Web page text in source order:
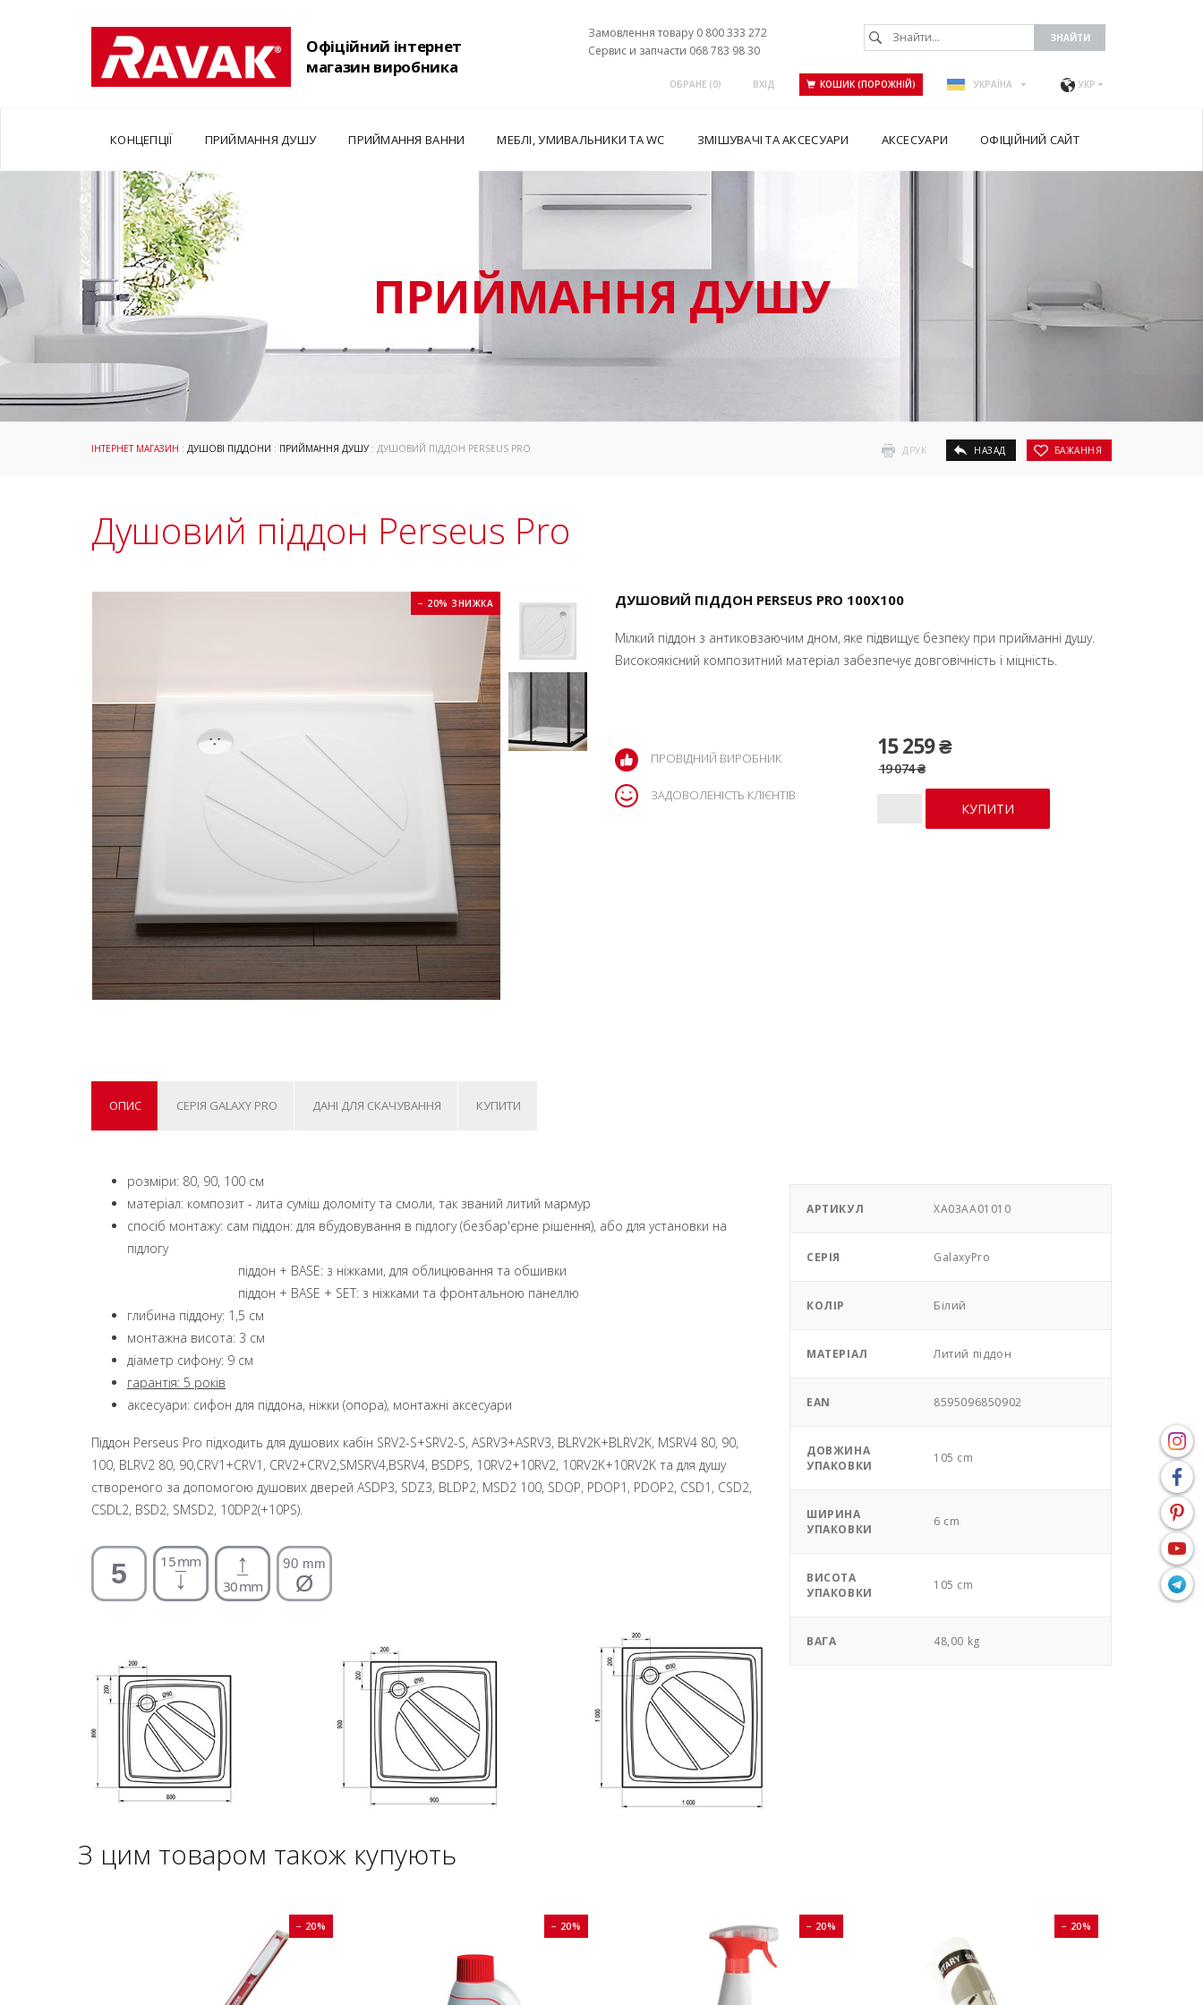
Офіційний інтернет
магазин виробника
Замовлення товару 0 800 333 272
Сервис и запчасти 068 783 98 30
ОБРАНЕ (0) ВХІД КОШИК (ПОРОЖНІЙ) УКРАЇНА УКР
КОНЦЕПЦІЇ ПРИЙМАННЯ ДУШУ ПРИЙМАННЯ ВАННИ МЕБЛІ, УМИВАЛЬНИКИ ТА WC ЗМІШУВАЧІ ТА АКСЕСУАРИ АКСЕСУАРИ ОФІЦІЙНИЙ САЙТ
ПРИЙМАННЯ ДУШУ
ДРУК НАЗАД БАЖАННЯ
ІНТЕРНЕТ МАГАЗИН : ДУШОВІ ПІДДОНИ : ПРИЙМАННЯ ДУШУ : ДУШОВИЙ ПІДДОН PERSEUS PRO
Душовий піддон Perseus Pro
− 20% ЗНИЖКА ДУШОВИЙ ПІДДОН PERSEUS PRO 100X100
Мілкий піддон з антиковзаючим дном, яке підвищує безпеку при прийманні душу.
Високоякісний композитний матеріал забезпечує довговічність і міцність.
15 259 ₴
19 074 ₴
ПРОВІДНИЙ ВИРОБНИК
ЗАДОВОЛЕНІСТЬ КЛІЄНТІВ
ОПИС СЕРІЯ GALAXY PRO ДАНІ ДЛЯ СКАЧУВАННЯ КУПИТИ
розміри: 80, 90, 100 см
матеріал: композит - лита суміш доломіту та смоли, так званий литий мармур
спосіб монтажу: сам піддон: для вбудовування в підлогу (безбар'єрне рішення), або для установки на
підлогу
піддон + BASE: з ніжками, для облицювання та обшивки
піддон + BASE + SET: з ніжками та фронтальною панеллю
глибина піддону: 1,5 см
монтажна висота: 3 см
діаметр сифону: 9 см
гарантія: 5 років
аксесуари: сифон для піддона, ніжки (опора), монтажні аксесуари
Піддон Perseus Pro підходить для душових кабін SRV2-S+SRV2-S, ASRV3+ASRV3, BLRV2K+BLRV2K, MSRV4 80, 90,
100, BLRV2 80, 90,CRV1+CRV1, CRV2+CRV2,SMSRV4,BSRV4, BSDPS, 10RV2+10RV2, 10RV2K+10RV2K та для душу
створеного за допомогою душових дверей ASDP3, SDZ3, BLDP2, MSD2 100, SDOP, PDOP1, PDOP2, CSD1, CSD2,
CSDL2, BSD2, SMSD2, 10DP2(+10PS).
АРТИКУЛ XA03AA01010
СЕРІЯ GalaxyPro
КОЛІР Білий
МАТЕРІАЛ Литий піддон
EAN 8595096850902
ДОВЖИНА
УПАКОВКИ
105 cm
ШИРИНА
УПАКОВКИ
6 cm
ВИСОТА
УПАКОВКИ
105 cm
ВАГА 48,00 kg
З цим товаром також купують
− 20% − 20% − 20% − 20%